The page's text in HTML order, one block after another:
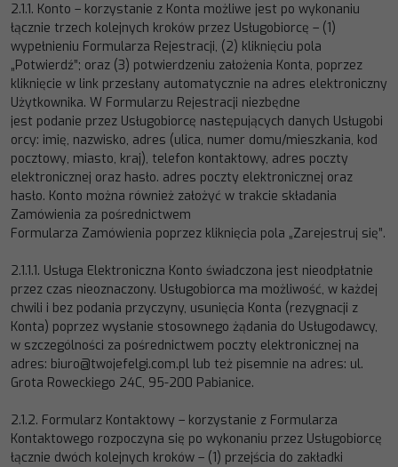
2.1.1. Konto – korzystanie z Konta możliwe jest po wykonaniu
łącznie trzech kolejnych kroków przez Usługobiorcę – (1)
wypełnieniu Formularza Rejestracji, (2) kliknięciu pola
„Potwierdź”; oraz (3) potwierdzeniu założenia Konta, poprzez
kliknięcie w link przesłany automatycznie na adres elektroniczny
Użytkownika. W Formularzu Rejestracji niezbędne
jest podanie przez Usługobiorcę następujących danych Usługobi
orcy: imię, nazwisko, adres (ulica, numer domu/mieszkania, kod
pocztowy, miasto, kraj), telefon kontaktowy, adres poczty
elektronicznej oraz hasło. adres poczty elektronicznej oraz
hasło. Konto można również założyć w trakcie składania
Zamówienia za pośrednictwem
Formularza Zamówienia poprzez kliknięcia pola „Zarejestruj się”.
2.1.1.1. Usługa Elektroniczna Konto świadczona jest nieodpłatnie
przez czas nieoznaczony. Usługobiorca ma możliwość, w każdej
chwili i bez podania przyczyny, usunięcia Konta (rezygnacji z
Konta) poprzez wysłanie stosownego żądania do Usługodawcy,
w szczególności za pośrednictwem poczty elektronicznej na
adres: biuro@twojefelgi.com.pl lub też pisemnie na adres: ul.
Grota Roweckiego 24C, 95-200 Pabianice.
2.1.2. Formularz Kontaktowy – korzystanie z Formularza
Kontaktowego rozpoczyna się po wykonaniu przez Usługobiorcę
łącznie dwóch kolejnych kroków – (1) przejścia do zakładki